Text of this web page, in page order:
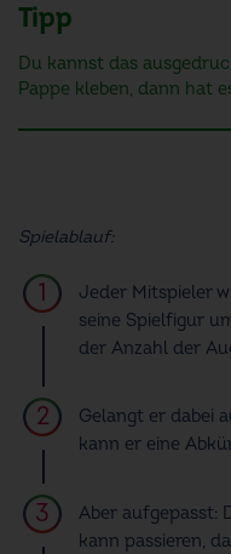
Tipp
Du kannst das
Pappe kleben, dann hat
Spielablauf:
Jeder Mitspieler
seine Spielfigur
der Anzahl der
Gelangt er dabei
kann er eine
Aber aufgepasst:
kann passieren,